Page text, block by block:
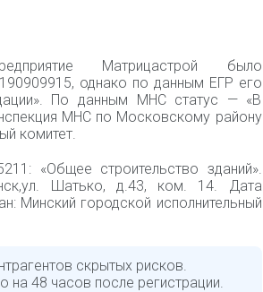
Матрицастрой было
однако по данным ЕГР его
По данным МНС статус — «В
МНС по Московскому району
комитет.
«Общее строительство зданий».
Шатько, д.43, ком. 14. Дата
Минский городской исполнительный
скрытых рисков.
на 48 часов после регистрации.